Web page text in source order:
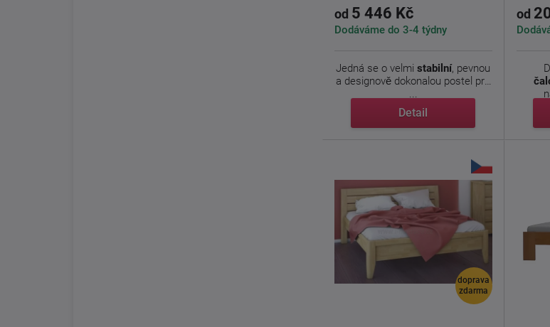
od 5 446 Kč
Dodáváme do 3-4 týdny
Jedná se o velmistabilní, pevnou
a designově dokonalou postel pro
...
Detail
od
doprava
zdarma